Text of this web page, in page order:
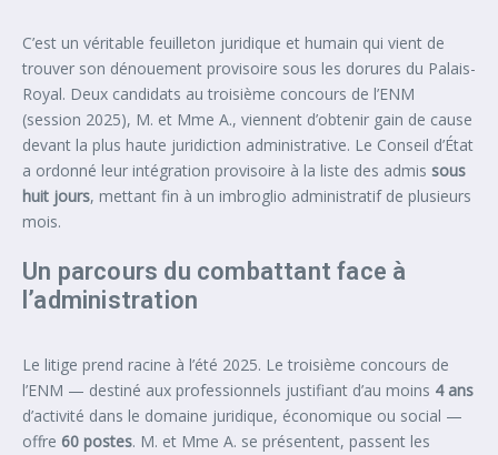
C’est un véritable feuilleton juridique et humain qui vient de
trouver son dénouement provisoire sous les dorures du Palais-
Royal. Deux candidats au troisième concours de l’ENM
(session 2025), M. et Mme A., viennent d’obtenir gain de cause
devant la plus haute juridiction administrative. Le Conseil d’État
a ordonné leur intégration provisoire à la liste des admis sous
huit jours, mettant fin à un imbroglio administratif de plusieurs
mois.
Un parcours du combattant face à
l’administration
Le litige prend racine à l’été 2025. Le troisième concours de
l’ENM — destiné aux professionnels justifiant d’au moins 4 ans
d’activité dans le domaine juridique, économique ou social —
offre 60 postes. M. et Mme A. se présentent, passent les